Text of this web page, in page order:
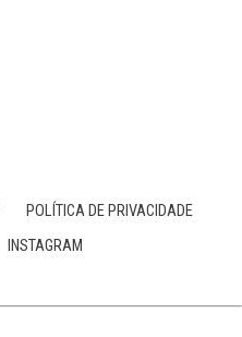
POLÍTICA DE PRIVACIDADE
INSTAGRAM